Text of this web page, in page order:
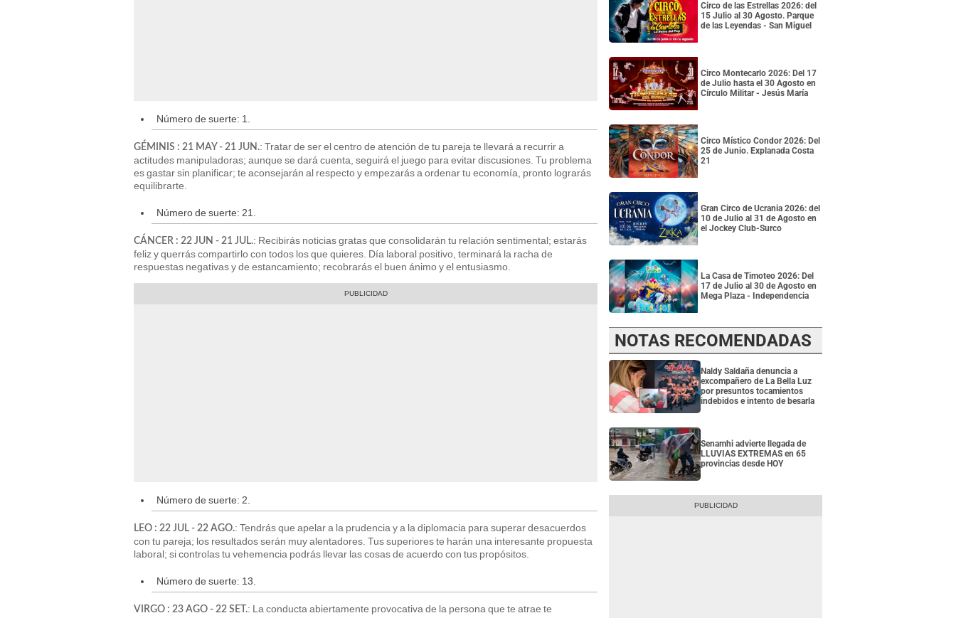
Número de suerte: 1.
GÉMINIS : 21 MAY - 21 JUN.: Tratar de ser el centro de atención de tu pareja te llevará a recurrir a
actitudes manipuladoras; aunque se dará cuenta, seguirá el juego para evitar discusiones. Tu problema
es gastar sin planificar; te aconsejarán al respecto y empezarás a ordenar tu economía, pronto lograrás
equilibrarte.
Número de suerte: 21.
CÁNCER : 22 JUN - 21 JUL.: Recibirás noticias gratas que consolidarán tu relación sentimental; estarás
feliz y querrás compartirlo con todos los que quieres. Día laboral positivo, terminará la racha de
respuestas negativas y de estancamiento; recobrarás el buen ánimo y el entusiasmo.
Número de suerte: 2.
LEO : 22 JUL - 22 AGO.: Tendrás que apelar a la prudencia y a la diplomacia para superar desacuerdos
con tu pareja; los resultados serán muy alentadores. Tus superiores te harán una interesante propuesta
laboral; si controlas tu vehemencia podrás llevar las cosas de acuerdo con tus propósitos.
Número de suerte: 13.
VIRGO : 23 AGO - 22 SET.: La conducta abiertamente provocativa de la persona que te atrae te
Circo de las Estrellas 2026: del
15 Julio al 30 Agosto. Parque
de las Leyendas - San Miguel
Circo Montecarlo 2026: Del 17
de Julio hasta el 30 Agosto en
Círculo Militar - Jesús María
Circo Místico Condor 2026: Del
25 de Junio. Explanada Costa
21
Gran Circo de Ucrania 2026: del
10 de Julio al 31 de Agosto en
el Jockey Club-Surco
La Casa de Timoteo 2026: Del
17 de Julio al 30 de Agosto en
Mega Plaza - Independencia
NOTAS RECOMENDADAS
Naldy Saldaña denuncia a
excompañero de La Bella Luz
por presuntos tocamientos
indebidos e intento de besarla
Senamhi advierte llegada de
LLUVIAS EXTREMAS en 65
provincias desde HOY